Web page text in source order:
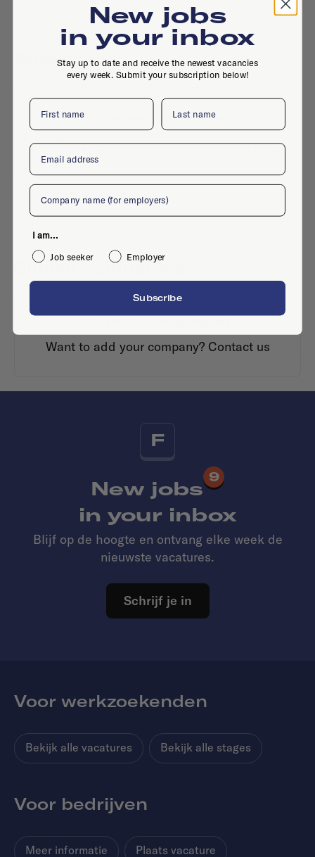
Active jobs
No active jobs right now
Is this your company profile?Place a job
Similar companies
Want to add your company? Contact us
F
New jobs
9
in your inbox
Blijf op de hoogte en ontvang elke week de
nieuwste vacatures.
Schrijf je in
Voor werkzoekenden
Bekijk alle vacatures Bekijk alle stages
Voor bedrijven
Meer informatie Plaats vacature
New jobs
in your inbox
Stay up to date and receive the newest vacancies
every week. Submit your subscription below!
First name Last name
Email
Company
I am...
Job seeker
Employer
Subscribe